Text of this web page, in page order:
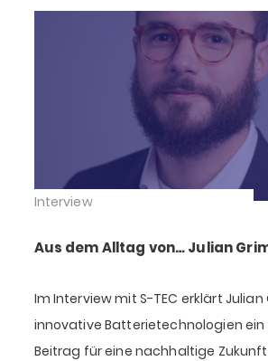
Interview
Aus dem Alltag von… Julian
Im Interview mit S-TEC erklärt Julian
innovative Batterietechnologien
Beitrag für eine nachhaltige Zukunft